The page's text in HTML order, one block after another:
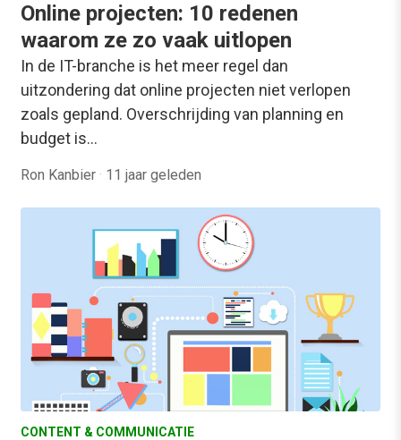
Online projecten: 10 redenen
waarom ze zo vaak uitlopen
In de IT-branche is het meer regel dan
uitzondering dat online projecten niet verlopen
zoals gepland. Overschrijding van planning en
budget is…
Ron Kanbier · 11 jaar geleden
CONTENT & COMMUNICATIE